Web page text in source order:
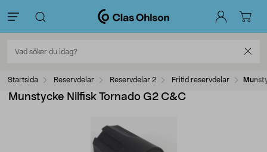
Startsida Reservdelar Reservdelar 2 Fritid reservdelar
Munstycke Nilfisk Tornado G2 C&C